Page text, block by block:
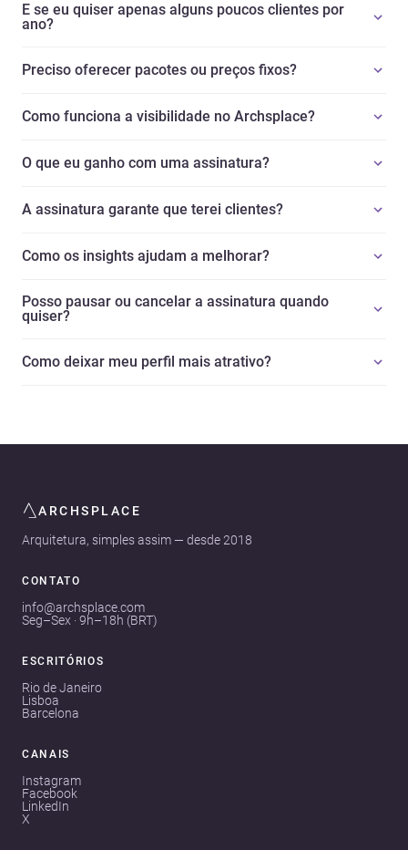
E se eu quiser apenas alguns poucos clientes por
ano?
Preciso oferecer pacotes ou preços fixos?
Como funciona a visibilidade no Archsplace?
O que eu ganho com uma assinatura?
A assinatura garante que terei clientes?
Como os insights ajudam a melhorar?
Posso pausar ou cancelar a assinatura quando
quiser?
Como deixar meu perfil mais atrativo?
ARCHSPLACE
Arquitetura, simples assim — desde 2018
CONTATO
info@archsplace.com
Seg–Sex · 9h–18h (BRT)
ESCRITÓRIOS
Rio de Janeiro
Lisboa
Barcelona
CANAIS
Instagram
Facebook
LinkedIn
X